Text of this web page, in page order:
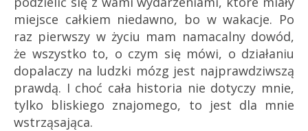
miejsce całkiem niedawno, bo w wakacje. Po
raz pierwszy w życiu mam namacalny dowód,
że wszystko to, o czym się mówi, o działaniu
dopalaczy na ludzki mózg jest najprawdziwszą
prawdą. I choć cała historia nie dotyczy mnie,
tylko bliskiego znajomego, to jest dla mnie
wstrząsająca.